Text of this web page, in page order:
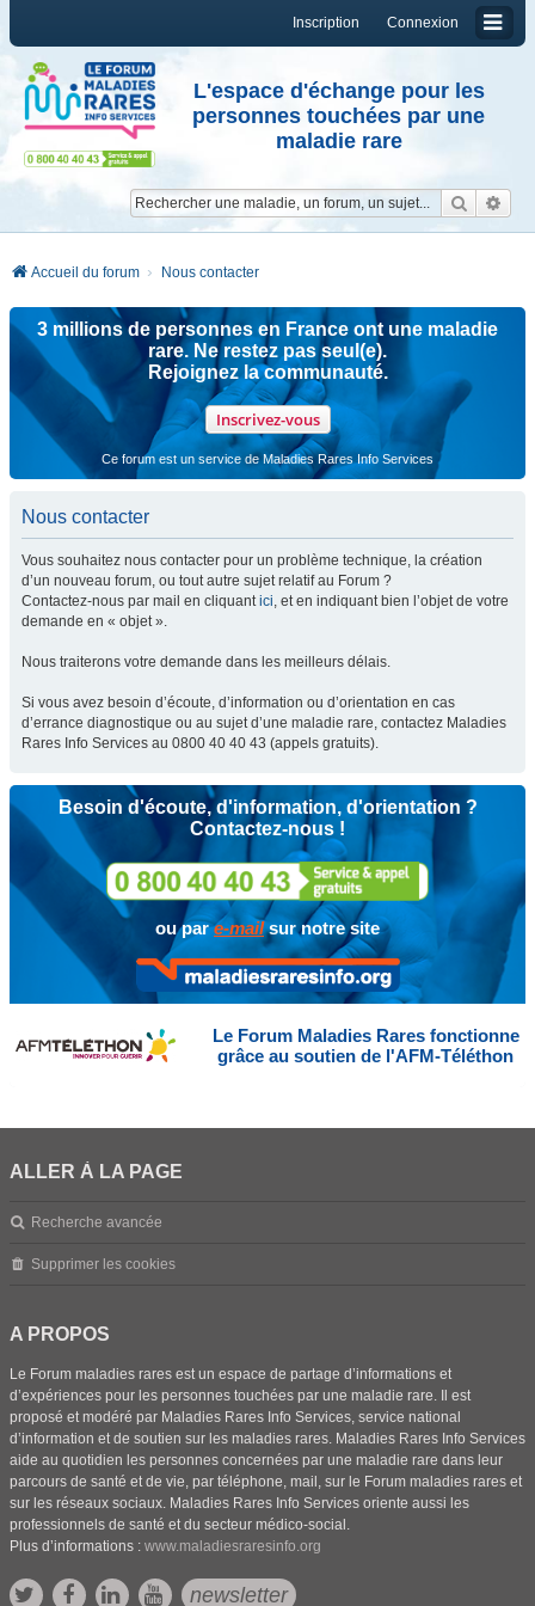
Connexion
Inscription
L'espace d'échange pour les
personnes touchées par une
maladie rare
Accueil du forum Nous contacter
3 millions de personnes en France ont une maladie
rare. Ne restez pas seul(e).
Rejoignez la communauté.
Inscrivez-vous
Ce forum est un service de Maladies Rares Info Services
Nous contacter
Vous souhaitez nous contacter pour un problème technique, la création
d’un nouveau forum, ou tout autre sujet relatif au Forum ?
Contactez-nous par mail en cliquantici, et en indiquant bien l’objet de votre
demande en « objet ».
Nous traiterons votre demande dans les meilleurs délais.
Si vous avez besoin d’écoute, d’information ou d’orientation en cas
d’errance diagnostique ou au sujet d’une maladie rare, contactez Maladies
Rares Info Services au 0800 40 40 43 (appels gratuits).
Besoin d'écoute, d'information, d'orientation ?
Contactez-nous !
ou pare-mailsur notre site
Le Forum Maladies Rares fonctionne
grâce au soutien de l'AFM-Téléthon
ALLER À LA PAGE
Recherche avancée
Supprimer les cookies
A PROPOS
Le Forum maladies rares est un espace de partage d’informations et
d’expériences pour les personnes touchées par une maladie rare. Il est
proposé et modéré par Maladies Rares Info Services, service national
d’information et de soutien sur les maladies rares. Maladies Rares Info Services
aide au quotidien les personnes concernées par une maladie rare dans leur
parcours de santé et de vie, par téléphone, mail, sur le Forum maladies rares et
sur les réseaux sociaux. Maladies Rares Info Services oriente aussi les
professionnels de santé et du secteur médico-social.
Plus d’informations : www.maladiesraresinfo.org
newsletter